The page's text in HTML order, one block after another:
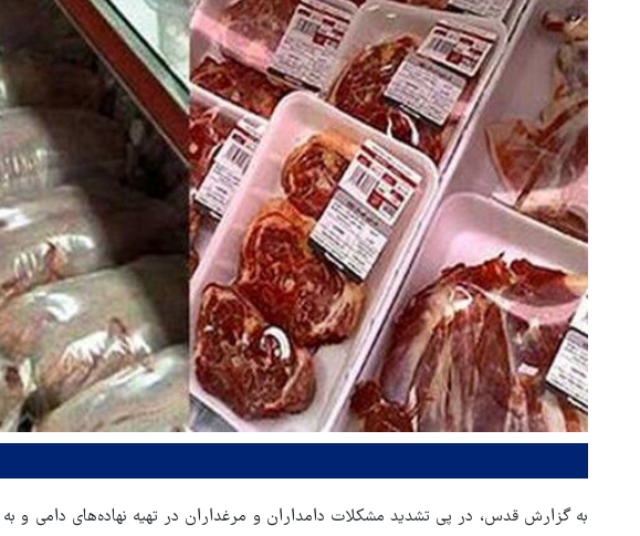
به گزارش قدس، در پی تشدید مشکلات دامداران و مرغداران در تهیه نهاده‌های دامی و